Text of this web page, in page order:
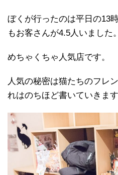
ぼくが行ったのは平日の13
もお客さんが4.5人いました。
めちゃくちゃ人気店です。
人気の秘密は猫たちのフレ
れはのちほど書いていきます